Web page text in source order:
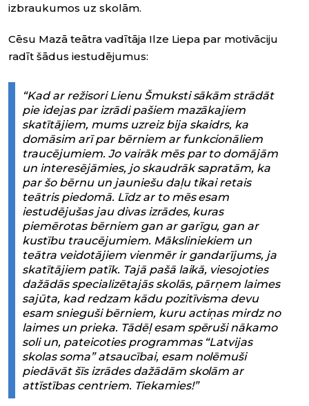
izbraukumos uz skolām.
Cēsu Mazā teātra vadītāja Ilze Liepa par motivāciju
radīt šādus iestudējumus:
“Kad ar režisori Lienu Šmuksti sākām strādāt
pie idejas par izrādi pašiem mazākajiem
skatītājiem, mums uzreiz bija skaidrs, ka
domāsim arī par bērniem ar funkcionāliem
traucējumiem. Jo vairāk mēs par to domājām
un interesējāmies, jo skaudrāk sapratām, ka
par šo bērnu un jauniešu daļu tikai retais
teātris piedomā. Līdz ar to mēs esam
iestudējušas jau divas izrādes, kuras
piemērotas bērniem gan ar garīgu, gan ar
kustību traucējumiem. Māksliniekiem un
teātra veidotājiem vienmēr ir gandarījums, ja
skatītājiem patīk. Tajā pašā laikā, viesojoties
dažādās specializētajās skolās, pārņem laimes
sajūta, kad redzam kādu pozitīvisma devu
esam snieguši bērniem, kuru actiņas mirdz no
laimes un prieka. Tādēļ esam spēruši nākamo
soli un, pateicoties programmas “Latvijas
skolas soma” atsaucībai, esam nolēmuši
piedāvāt šīs izrādes dažādām skolām ar
attīstības centriem. Tiekamies!”